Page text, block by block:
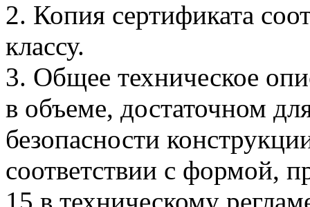
2. Копия сертификата
классу.
3. Общее техническое
в объеме, достаточном
безопасности
соответствии с формой,
15 в техническому